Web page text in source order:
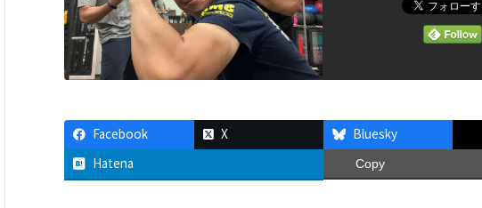
Facebook X Bluesky
Hatena
Copy